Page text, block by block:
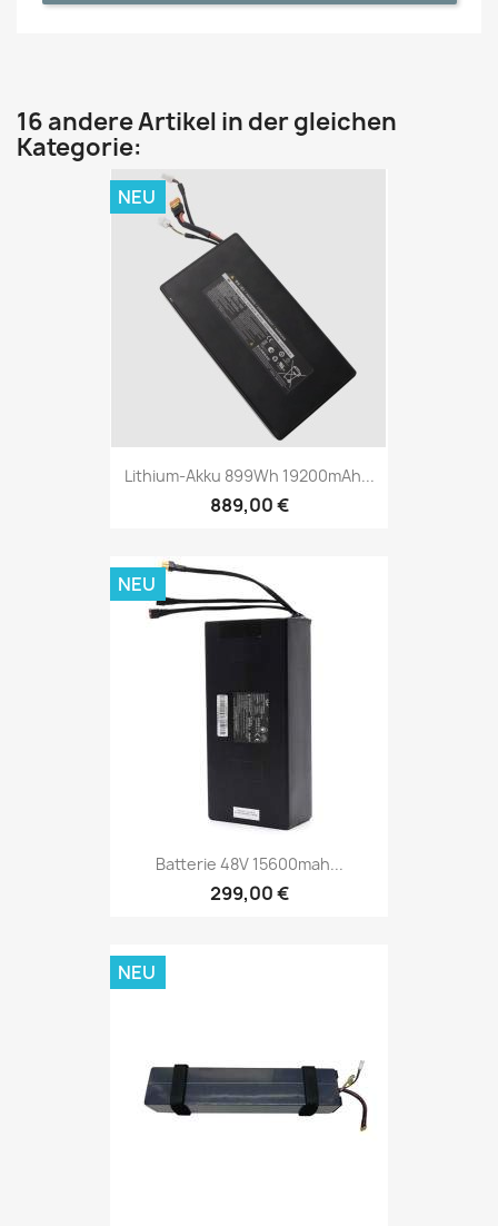
16 andere Artikel in der gleichen
Kategorie:
Lithium-Akku 899Wh 19200mAh...
889,00 €
NEU
Batterie 48V 15600mah...
299,00 €
NEU
NEU